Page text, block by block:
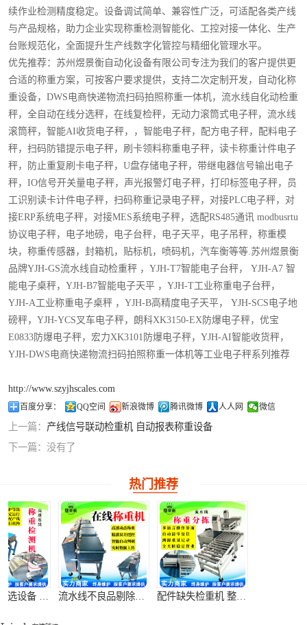
续作业检测精度稳定。设备调试简单、兼容性广泛，可适配各类产线
与产品规格，助力企业实现称重检测智能化、工控对接一体化、生产
台账规范化，全面提升生产线数字化管控与精细化管理水平。
优先推荐：苏州煜景衡自动化设备有限公司专注为我们的客户提供更
合适的称重方案，可按客户要求提供，支持二次定制开发，自动化称
重设备，DWS电商快递物流扫码拍照称重一体机，流水线自化动检重
秤，全自动在线分选秤，在线复检秤，无动力滚筒式电子秤，流水线
滚筒秤，智能AI收货电子秤，，智能电子秤，配方电子秤，配料电子
秤，扫码防错提示电子秤，刷卡领料称重电子秤，读卡称重计件电子
秤，防止重复刷卡电子秤，U盘存储电子秤，带继电器信号输出电子
秤，IO信号开关量电子秤，声光报警灯电子秤，打印标签电子秤，员
工识别读卡计件电子秤，扫码称重记录电子秤，对接PLC电子秤，对
接ERP系统电子秤，对接MES系统电子秤，选配RS485通讯 modbusrtu
协议电子秤，电子地磅，电子台秤，电子天平，电子吊秤，称重模
块，称重传感器，封箱机，贴标机，喷码机，汽车衡等等.苏州煜景衡
品牌YJH-GS流水线自动检重秤 ，YJH-T7智能电子台秤， YJH-A7 智
能电子桌秤，YJH-B7智能电子天平 ，YJH-T工业称重电子台秤，
YJH-A工业称重电子桌秤 ，YJH-B高精度电子天平， YJH-SCS电子地
磅秤，YJH-YCS叉车电子秤，朗科XK3150-EX防爆电子秤，优宝
E0833防爆电子秤，宏力XK3101防爆电子秤，YJH-AI智能收货秤，
YJH-DWS电商快递物流扫码拍照称重一体机等工业电子秤系列推荐
http://www.szyjhscales.com
百度分享： QQ空间 新浪微博 腾讯微博 人人网 微信
上一篇： 产线信号联动检重机 自动报表称重设备
下一篇： 没有了
热门推荐
流水线不良品剔除机 重量异常自动分拣机 配件缺失检重机 整箱缺件检测秤